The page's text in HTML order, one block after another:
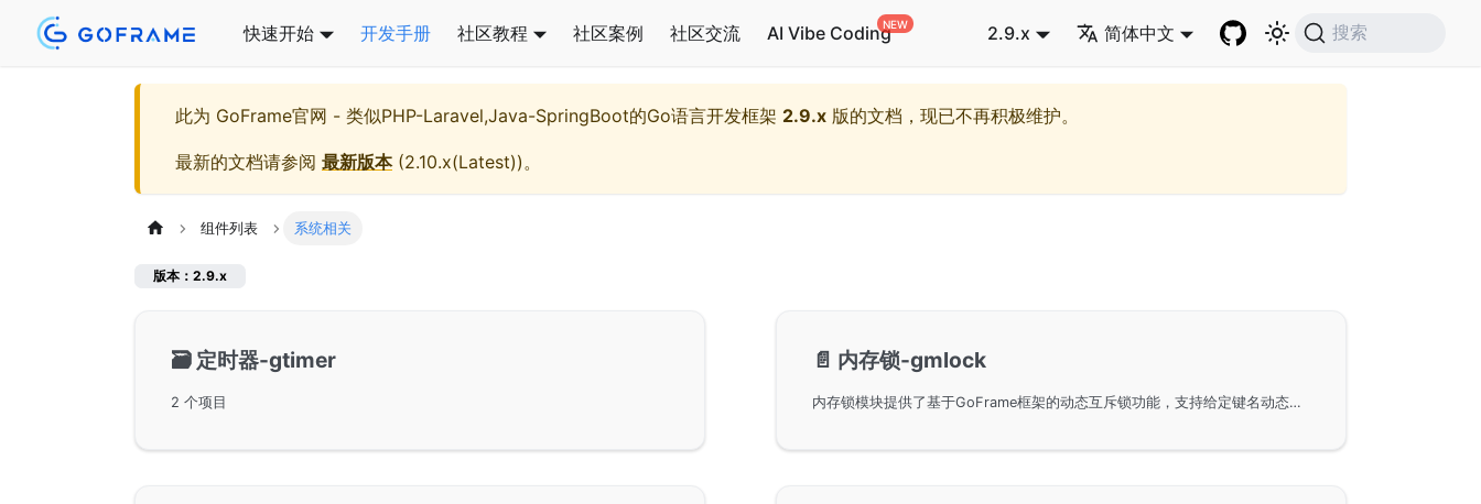
快速开始 开发手册 社区教程 社区案例 社区交流 AI Vibe Coding 2.9.x 简体中文 搜索
此为 GoFrame官网 - 类似PHP-Laravel,Java-SpringBoot的Go语言开发框架 2.9.x 版的文档，现已不再积极维护。
最新的文档请参阅 最新版本(2.10.x(Latest))。
组件列表 系统相关
版本：2.9.x
🗃️ 定时器-gtimer
2 个项目
📄️ 内存锁-gmlock
内存锁模块提供了基于GoFrame框架的动态互斥锁功能，支持给定键名动态生成锁，实现并发安全和TryLock特性。通过GoFrame提供的方法，可以方便地在需要动态创建大量互斥锁的场景中应用，如在多goroutine并发处理中有效管理锁，确保资源安全访问。